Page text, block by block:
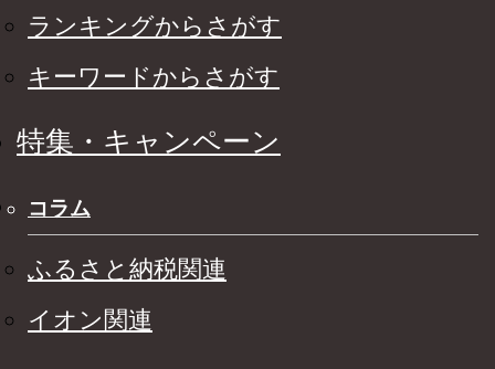
ランキングからさがす
キーワードからさがす
特集・キャンペーン
コラム
ふるさと納税関連
イオン関連